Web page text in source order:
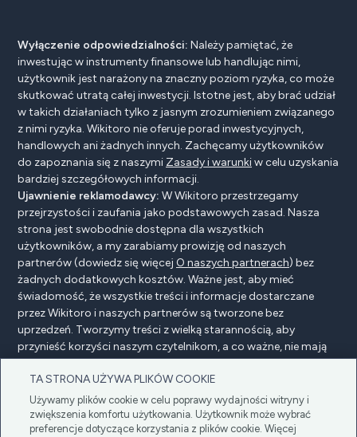
TA STRONA UŻYWA PLIKÓW COOKIE
Używamy plików cookie w celu poprawy wydajności witryny i
zwiększenia komfortu użytkowania. Użytkownik może wybrać
preferencje dotyczące korzystania z plików cookie. Więcej
Wyłączenie odpowiedzialności: Należy pamiętać, że
inwestując w instrumenty finansowe lub handlując nimi,
użytkownik jest narażony na znaczny poziom ryzyka, co może
skutkować utratą całej inwestycji. Istotne jest, aby brać udział
w takich działaniach tylko z jasnym zrozumieniem związanego
z nimi ryzyka. Wikitoro nie oferuje porad inwestycyjnych,
handlowych ani żadnych innych. Zachęcamy użytkowników
do zapoznania się z naszymi Zasady i warunkiw celu uzyskania
bardziej szczegółowych informacji.
Ujawnienie reklamodawcy: W Wikitoro przestrzegamy
przejrzystości i zaufania jako podstawowych zasad. Nasza
strona jest swobodnie dostępna dla wszystkich
użytkowników, a my zarabiamy prowizję od naszych
partnerów (dowiedz się więcej O naszych partnerach) bez
żadnych dodatkowych kosztów. Ważne jest, aby mieć
świadomość, że wszystkie treści i informacje dostarczane
przez Wikitoro i naszych partnerów są tworzone bez
uprzedzeń. Tworzymy treści z wielką starannością, aby
przynieść korzyści naszym czytelnikom, a co ważne, nie mają
na nie wpływu żadne umowy o wynagrodzenie z naszymi
partnerami.